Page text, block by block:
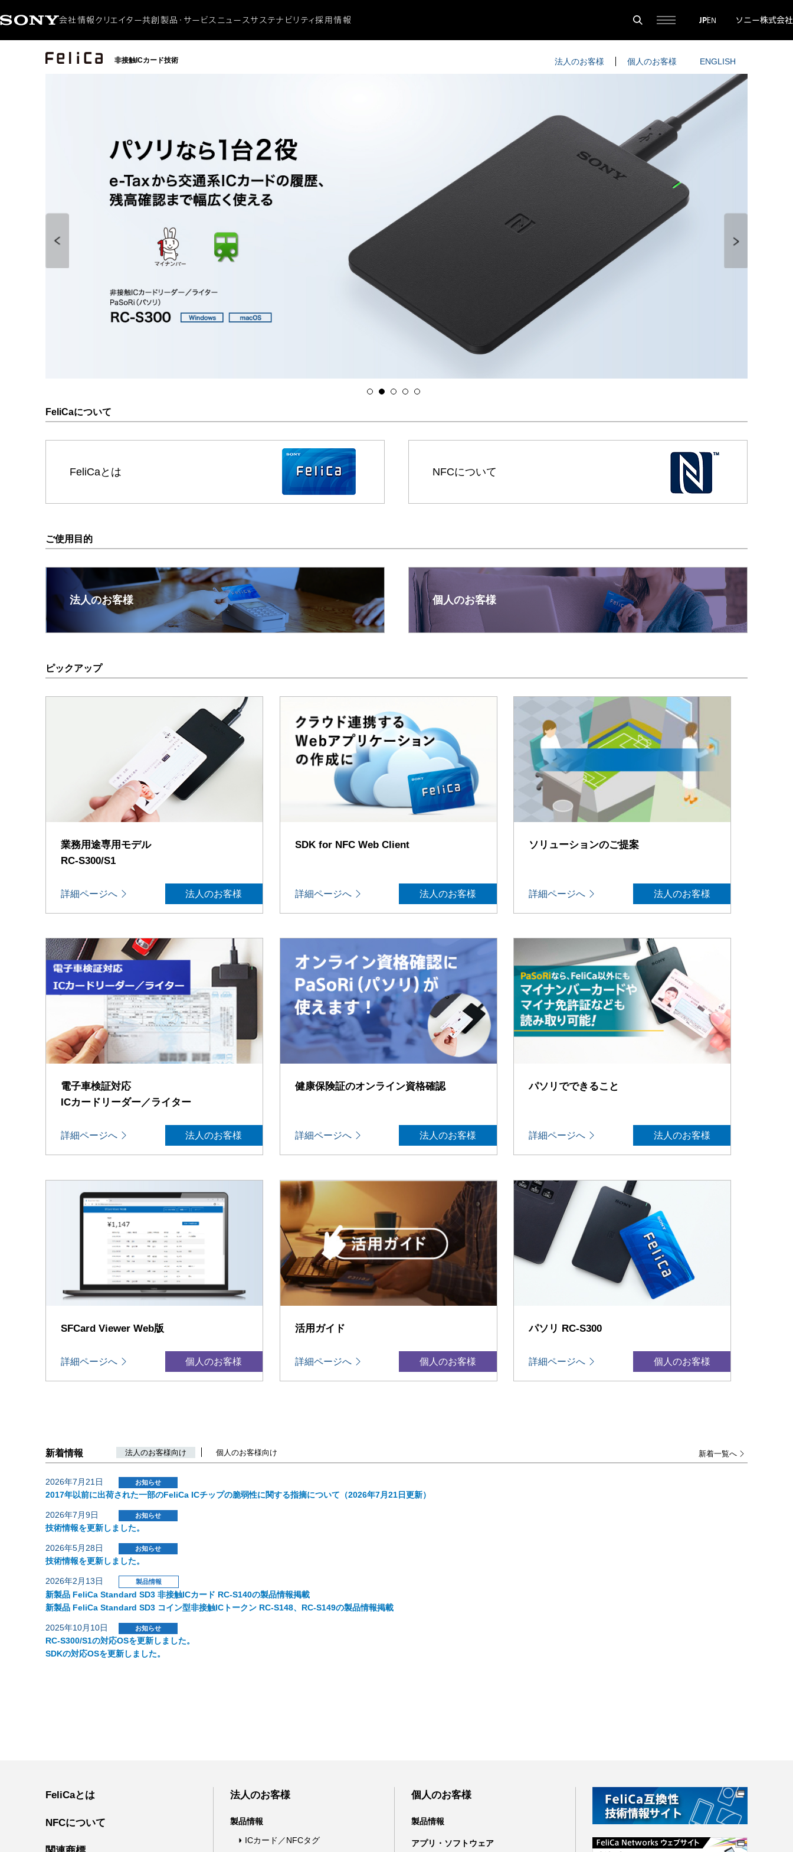
会社情報
CEOメッセージ
クリエイター共創 製品・サービス ニュース サステナビリティ採用情報 JPEN ソニー株式会社
非接触ICカード技術 法人のお客様 個人のお客様 ENGLISH
FeliCaについて
FeliCaとは NFCについて
ご使用目的
法人のお客様 個人のお客様
ピックアップ
業務用途専用モデル
RC-S300/S1
詳細ページへ 法人のお客様
SDK for NFC Web Client
詳細ページへ 法人のお客様
ソリューションのご提案
詳細ページへ 法人のお客様
電子車検証対応
ICカードリーダー／ライター
詳細ページへ 法人のお客様
健康保険証のオンライン資格確認
詳細ページへ 法人のお客様
パソリでできること
詳細ページへ 法人のお客様
SFCard Viewer Web版
詳細ページへ 個人のお客様
活用ガイド
詳細ページへ 個人のお客様
パソリ RC-S300
詳細ページへ 個人のお客様
新着情報 新着一覧へ
法人のお客様向け 個人のお客様向け
2026年7月21日 お知らせ
2017年以前に出荷された一部のFeliCa ICチップの脆弱性に関する指摘について（2026年7月21日更新）
2026年7月9日 お知らせ
技術情報を更新しました。
2026年5月28日 お知らせ
技術情報を更新しました。
2026年2月13日 製品情報
新製品 FeliCa Standard SD3 非接触ICカード RC-S140の製品情報掲載
新製品 FeliCa Standard SD3 コイン型非接触ICトークン RC-S148、RC-S149の製品情報掲載
2025年10月10日 お知らせ
RC-S300/S1の対応OSを更新しました。
SDKの対応OSを更新しました。
FeliCaとは
NFCについて
法人のお客様
製品情報
ICカード／NFCタグ
個人のお客様
製品情報
アプリ・ソフトウェア